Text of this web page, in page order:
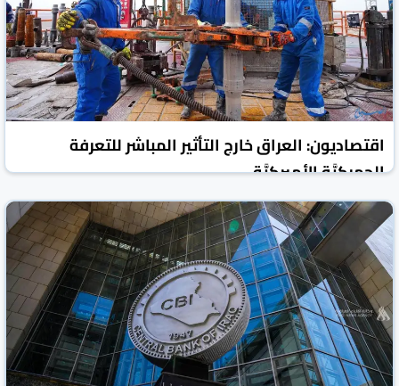
اقتصاديون: العراق خارج التأثير المباشر للتعرفة
الجمركيَّة الأميركيَّة
جريدة الصباح العراقية العراق 05 نيسان/أبريل 2025